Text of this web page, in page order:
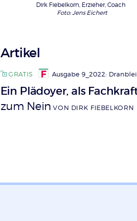
Dirk Fiebelkorn, Erzieher, Coach
Foto: Jens Eichert
Artikel
GRATIS Ausgabe 9_2022:
Ein Plädoyer, als
zum Nein VON DIRK FIEBELKORN